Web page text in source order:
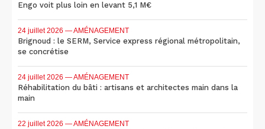
Engo voit plus loin en levant 5,1 M€
24 juillet 2026 — AMÉNAGEMENT
Brignoud : le SERM, Service express régional métropolitain,
se concrétise
24 juillet 2026 — AMÉNAGEMENT
Réhabilitation du bâti : artisans et architectes main dans la
main
22 juillet 2026 — AMÉNAGEMENT